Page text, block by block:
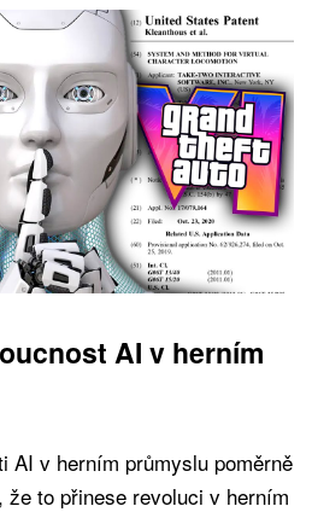
AI v herním
AI v herním průmyslu poměrně
to přinese revoluci v herním